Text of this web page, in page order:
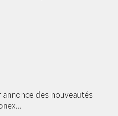
des nouveautés